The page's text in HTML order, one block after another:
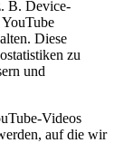
B. Device-
Diese
zu
und
Videos
auf die wir